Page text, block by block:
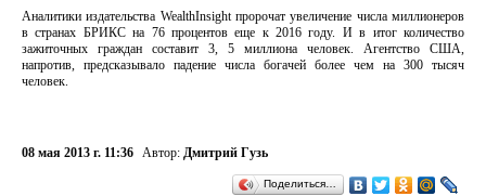
Аналитики издательства WealthInsight пророчат увеличение числа миллионеров
в странах БРИКС на 76 процентов еще к 2016 году. И в итог количество
зажиточных граждан составит 3, 5 миллиона человек. Агентство США,
напротив, предсказывало падение числа богачей более чем на 300 тысяч
человек.
08 мая 2013 г. 11:36 Автор: Дмитрий Гузь
Поделиться…